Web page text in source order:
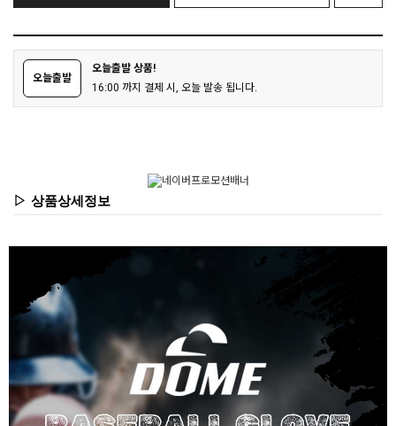
오늘출발
오늘출발 상품!
16:00 까지 결제 시, 오늘 발송 됩니다.
▷ 상품상세정보